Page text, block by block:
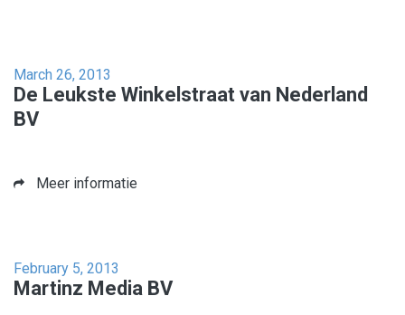
March 26, 2013
De Leukste Winkelstraat van Nederland
BV
Meer informatie
February 5, 2013
Martinz Media BV